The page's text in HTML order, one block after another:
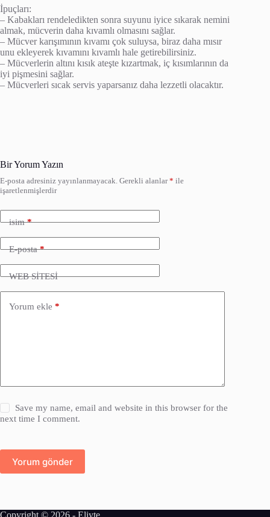
İpuçları:
– Kabakları rendeledikten sonra suyunu iyice sıkarak nemini
almak, mücverin daha kıvamlı olmasını sağlar.
– Mücver karışımının kıvamı çok suluysa, biraz daha mısır
unu ekleyerek kıvamını kıvamlı hale getirebilirsiniz.
– Mücverlerin altını kısık ateşte kızartmak, iç kısımlarının da
iyi pişmesini sağlar.
– Mücverleri sıcak servis yaparsanız daha lezzetli olacaktır.
Bir Yorum Yazın
E-posta adresiniz yayınlanmayacak. Gerekli alanlar* ile
işaretlenmişlerdir
isim*
E-posta*
WEB SİTESİ
Yorum ekle *
Save my name, email and website in this browser for the
next time I comment.
Yorum gönder
Copyright © 2026 - Eliyte